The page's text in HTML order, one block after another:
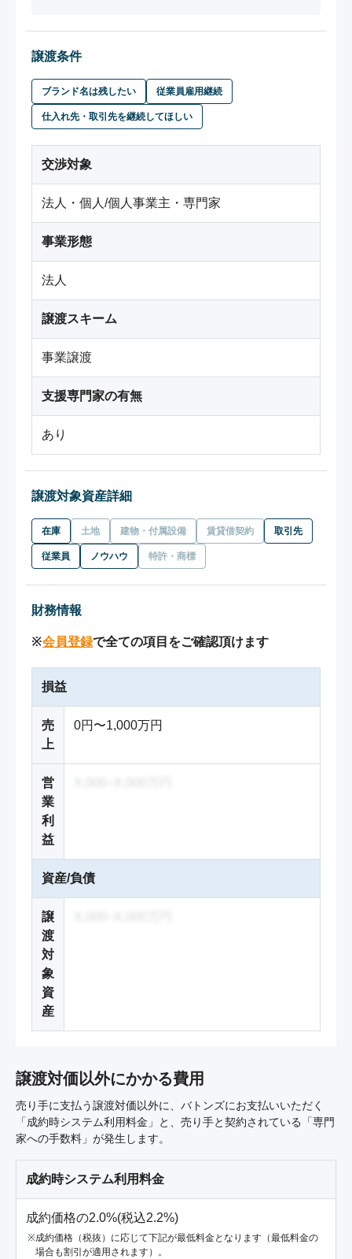
譲渡条件
ブランド名は残したい 従業員雇用継続
仕入れ先・取引先を継続してほしい
交渉対象
法人・個人/個人事業主・専門家
事業形態
法人
譲渡スキーム
事業譲渡
支援専門家の有無
あり
譲渡対象資産詳細
在庫 土地 建物・付属設備 賃貸借契約 取引先
従業員 ノウハウ 特許・商標
財務情報
※会員登録で全ての項目をご確認頂けます
損益
売
上
0円〜1,000万円
営
業
利
益
資産/負債
譲
渡
対
象
資
産
譲渡対価以外にかかる費用
売り手に支払う譲渡対価以外に、バトンズにお支払いいただく
「成約時システム利用料金」と、売り手と契約されている「専門
家への手数料」が発生します。
成約時システム利用料金
成約価格の2.0%(税込2.2%)
成約価格（税抜）に応じて下記が最低料金となります（最低料金の
場合も割引が適用されます）。